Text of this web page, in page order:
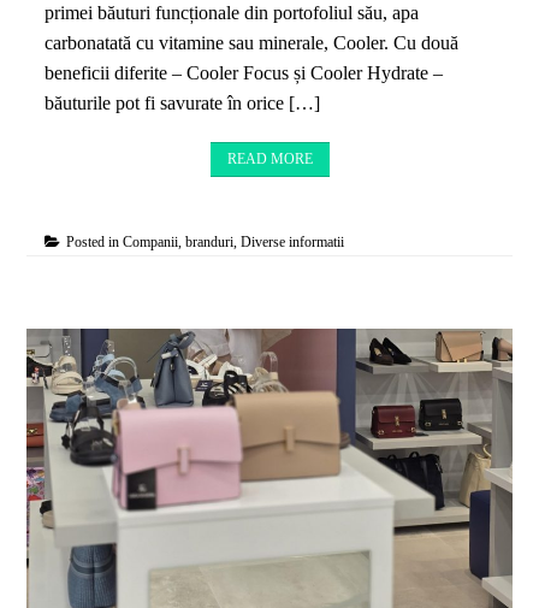
primei băuturi funcționale din portofoliul său, apa
carbonatată cu vitamine sau minerale, Cooler. Cu două
beneficii diferite – Cooler Focus și Cooler Hydrate –
băuturile pot fi savurate în orice […]
READ MORE
Posted inCompanii, branduri ,Diverse informatii